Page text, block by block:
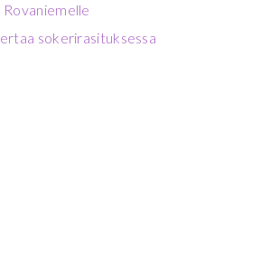
sokerirasituksessa